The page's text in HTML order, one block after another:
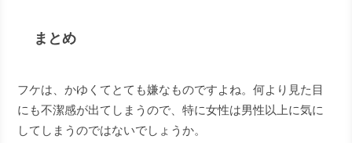
まとめ
フケは、かゆくてとても嫌なものですよね。何より見た目
にも不潔感が出てしまうので、特に女性は男性以上に気に
してしまうのではないでしょうか。